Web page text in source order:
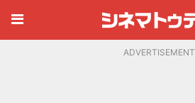
ADVERTISEMENT